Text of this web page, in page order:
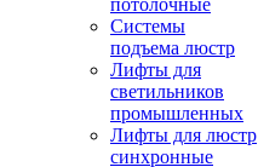
потолочные
Системы
подъема люстр
Лифты для
светильников
промышленных
Лифты для люстр
синхронные